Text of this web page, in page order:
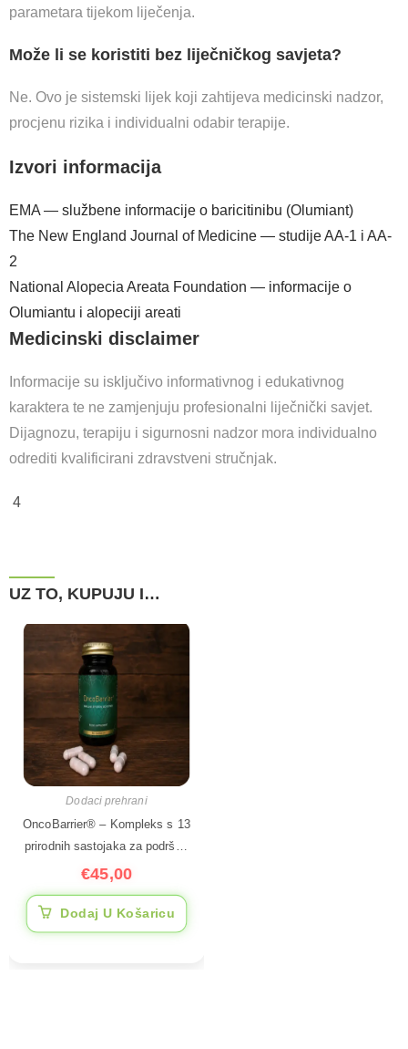
parametara tijekom liječenja.
Može li se koristiti bez liječničkog savjeta?
Ne. Ovo je sistemski lijek koji zahtijeva medicinski nadzor,
procjenu rizika i individualni odabir terapije.
Izvori informacija
EMA — službene informacije o baricitinibu (Olumiant)
The New England Journal of Medicine — studije AA-1 i AA-
2
National Alopecia Areata Foundation — informacije o
Olumiantu i alopeciji areati
Medicinski disclaimer
Informacije su isključivo informativnog i edukativnog
karaktera te ne zamjenjuju profesionalni liječnički savjet.
Dijagnozu, terapiju i sigurnosni nadzor mora individualno
odrediti kvalificirani zdravstveni stručnjak.
4
UZ TO, KUPUJU I…
Dodaci prehrani
OncoBarrier® – Kompleks s 13
prirodnih sastojaka za podršku
imunološkom sustavu, 60
kapsula
€45,00
Dodaj U Košaricu